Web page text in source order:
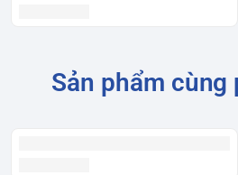
Sản phẩm cùng